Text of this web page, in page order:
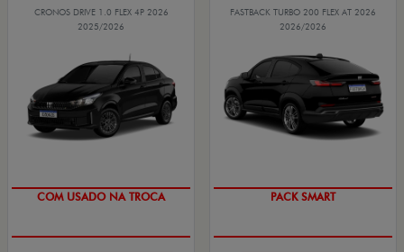
CRONOS DRIVE 1.0 FLEX 4P 2026
2025/2026
COM USADO NA TROCA
FASTBACK TURBO 200 FLEX AT 2026
2026/2026
PACK SMART